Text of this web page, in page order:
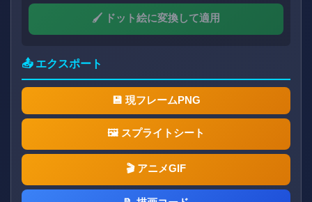
🖌️ ドット絵に変換して適用
📤 エクスポート
💾 現フレームPNG
🖼️ スプライトシート
🎬 アニメGIF